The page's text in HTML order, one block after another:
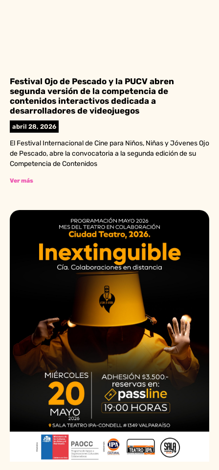
Festival Ojo de Pescado y la PUCV abren
segunda versión de la competencia de
contenidos interactivos dedicada a
desarrolladores de videojuegos
abril 28, 2026
El Festival Internacional de Cine para Niños, Niñas y Jóvenes Ojo
de Pescado, abre la convocatoria a la segunda edición de su
Competencia de Contenidos
Ver más